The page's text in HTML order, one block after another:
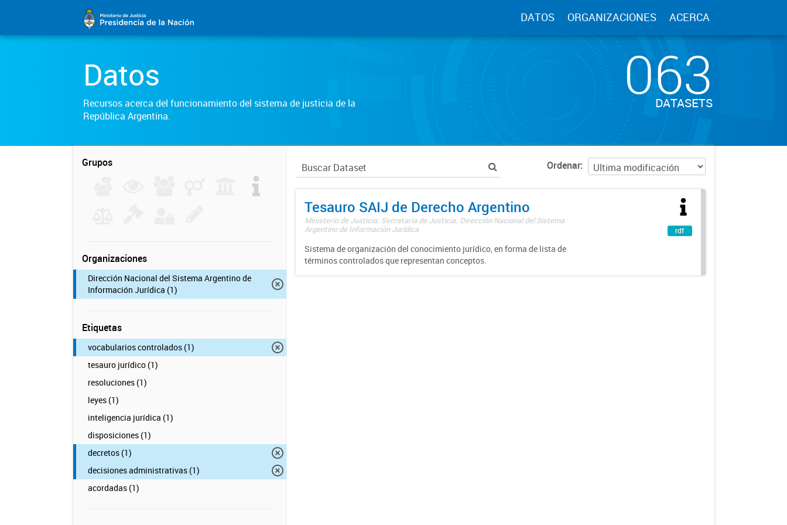
DATOS ORGANIZACIONES ACERCA
Datos
Recursos acerca del funcionamiento del sistema de justicia de la
República Argentina.
063
DATASETS
Grupos
Organizaciones
Dirección Nacional del Sistema Argentino de
Información Jurídica (1)
Etiquetas
vocabularios controlados (1)
tesauro jurídico (1)
resoluciones (1)
leyes (1)
inteligencia jurídica (1)
disposiciones (1)
decretos (1)
decisiones administrativas (1)
acordadas (1)
Ordenar
Tesauro SAIJ de Derecho Argentino
Ministerio de Justicia. Secretaría de Justicia. Dirección Nacional del Sistema
Argentino de Información Jurídica
Sistema de organización del conocimiento jurídico, en forma de lista de
términos controlados que representan conceptos.
rdf